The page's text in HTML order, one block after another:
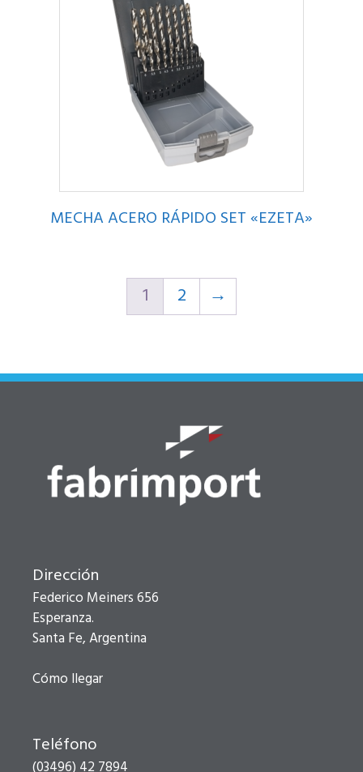
MECHA ACERO RÁPIDO SET «EZETA»
1 2 →
Dirección
Federico Meiners 656
Esperanza.
Santa Fe, Argentina
Cómo llegar
Teléfono